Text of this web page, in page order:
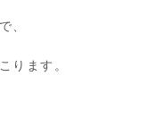
、
ります。